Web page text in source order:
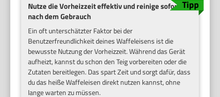
Nutze die Vorheizzeit effektiv und reinige sofort
nach dem Gebrauch
Ein oft unterschätzter Faktor bei der
Benutzerfreundlichkeit deines Waffeleisens ist die
bewusste Nutzung der Vorheizzeit. Während das Gerät
aufheizt, kannst du schon den Teig vorbereiten oder die
Zutaten bereitlegen. Das spart Zeit und sorgt dafür, dass
du das heiße Waffeleisen direkt nutzen kannst, ohne
lange warten zu müssen.